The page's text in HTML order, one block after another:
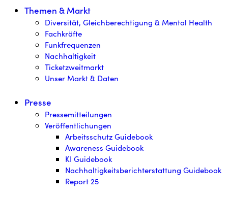
Themen & Markt
Diversität, Gleichberechtigung & Mental Health
Fachkräfte
Funkfrequenzen
Nachhaltigkeit
Ticketzweitmarkt
Unser Markt & Daten
Presse
Pressemitteilungen
Veröffentlichungen
Arbeitsschutz Guidebook
Awareness Guidebook
KI Guidebook
Nachhaltigkeitsberichterstattung Guidebook
Report 25